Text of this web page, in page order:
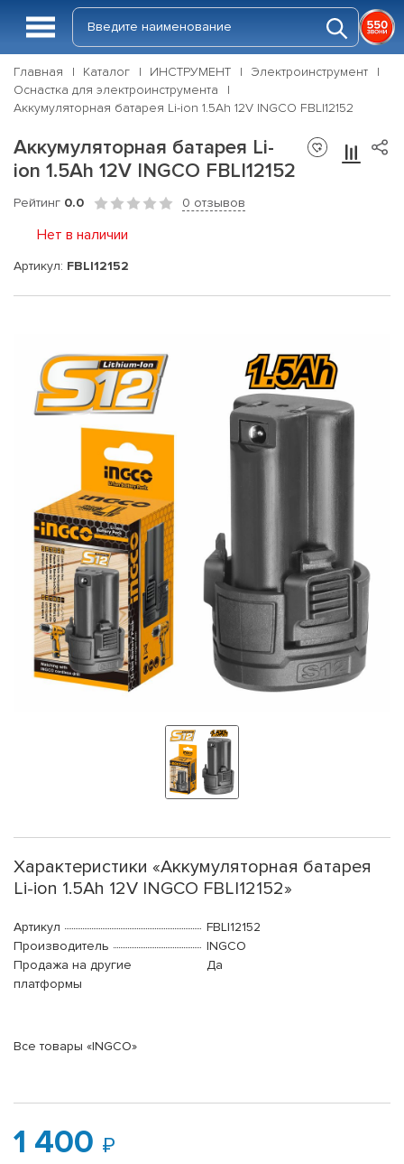
Главная Каталог ИНСТРУМЕНТ
Электроинструмент
Оснастка для электроинструмента
Аккумуляторная батарея Li-ion 1.5Ah 12V INGCO FBLI12152
Аккумуляторная батарея Li-
ion 1.5Ah 12V INGCO FBLI12152
Рейтинг 0.0 0 отзывов
Нет в наличии
Артикул: FBLI12152
Характеристики «Аккумуляторная батарея
Li-ion 1.5Ah 12V INGCO FBLI12152»
Артикул
FBLI12152
Производитель
INGCO
Продажа на другие
платформы
Да
Все товары «INGCO»
1 400